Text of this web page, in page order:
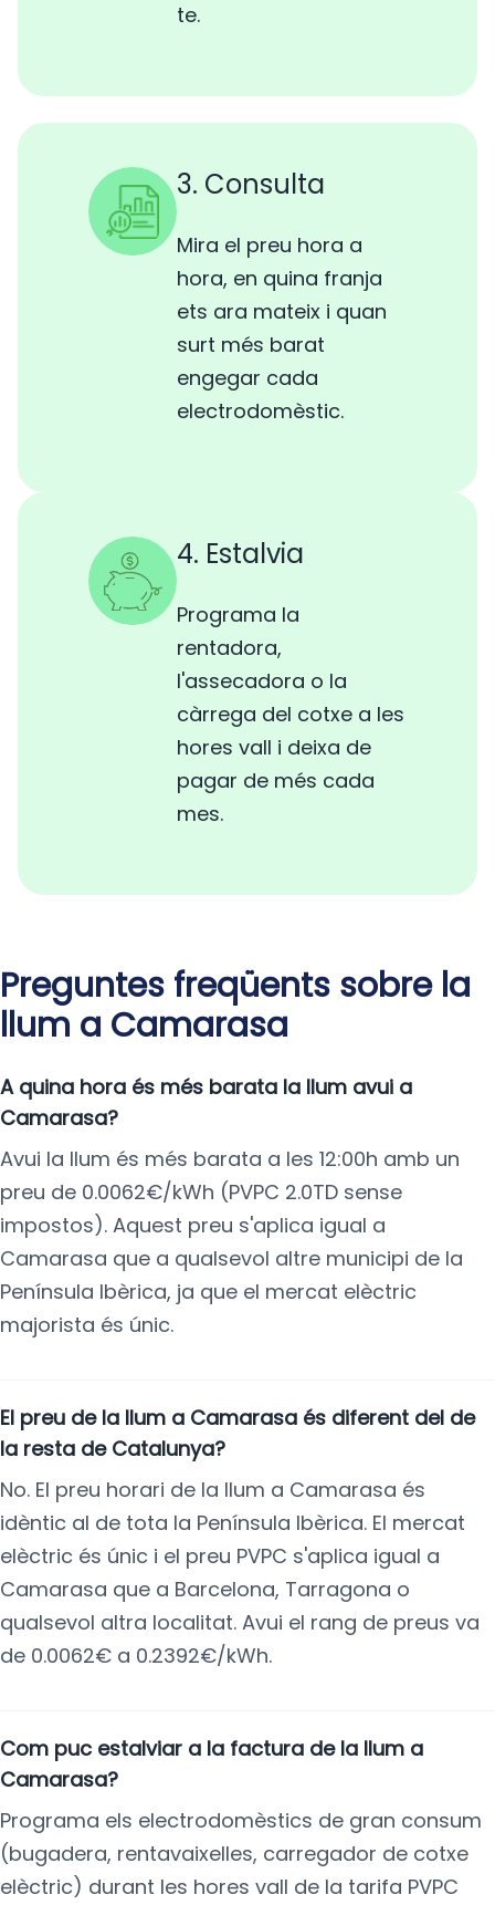
te.
3. Consulta
Mira el preu hora a
hora, en quina franja
ets ara mateix i quan
surt més barat
engegar cada
electrodomèstic.
4. Estalvia
Programa la
rentadora,
l'assecadora o la
càrrega del cotxe a les
hores vall i deixa de
pagar de més cada
mes.
Preguntes freqüents sobre la
llum a Camarasa
A quina hora és més barata la llum avui a
Camarasa?
Avui la llum és més barata a les 12:00h amb un
preu de 0.0062€/kWh (PVPC 2.0TD sense
impostos). Aquest preu s'aplica igual a
Camarasa que a qualsevol altre municipi de la
Península Ibèrica, ja que el mercat elèctric
majorista és únic.
El preu de la llum a Camarasa és diferent del de
la resta de Catalunya?
No. El preu horari de la llum a Camarasa és
idèntic al de tota la Península Ibèrica. El mercat
elèctric és únic i el preu PVPC s'aplica igual a
Camarasa que a Barcelona, Tarragona o
qualsevol altra localitat. Avui el rang de preus va
de 0.0062€ a 0.2392€/kWh.
Com puc estalviar a la factura de la llum a
Camarasa?
Programa els electrodomèstics de gran consum
(bugadera, rentavaixelles, carregador de cotxe
elèctric) durant les hores vall de la tarifa PVPC